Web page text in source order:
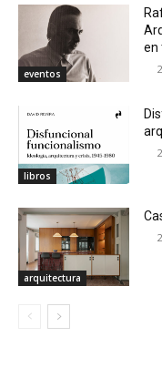
eventos
en
libros
arquitectura